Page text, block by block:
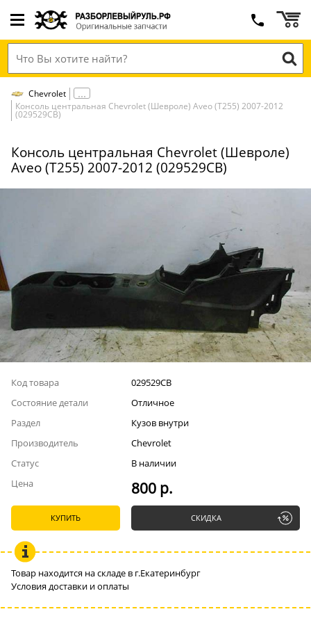
Chevrolet
Консоль центральная Chevrolet (Шевроле) Aveo (T255) 2007-2012
(029529СВ)
Консоль центральная Chevrolet (Шевроле)
Aveo (T255) 2007-2012 (029529СВ)
Код товара
029529СВ
Состояние детали
Отличное
Раздел
Кузов внутри
Производитель
Chevrolet
Статус
В наличии
Цена
800 р.
КУПИТЬ СКИДКА
Товар находится на складе в г.Екатеринбург
Условия доставки и оплаты